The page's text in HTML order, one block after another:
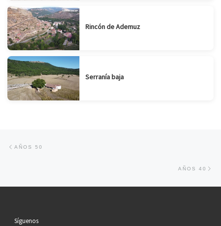
Rincón de Ademuz
Serranía baja
Navegación de entradas
AÑOS 50
AÑOS 40
Síguenos